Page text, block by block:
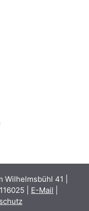
41 |
| E-Mail